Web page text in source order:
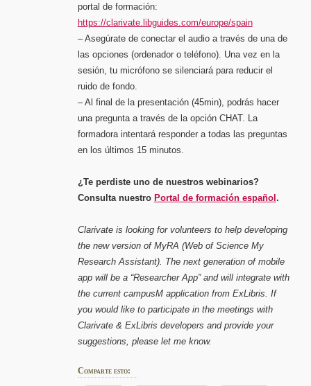
portal de formación:
https://clarivate.libguides.com/europe/spain
– Asegúrate de conectar el audio a través de una de
las opciones (ordenador o teléfono). Una vez en la
sesión, tu micrófono se silenciará para reducir el
ruido de fondo.
– Al final de la presentación (45min), podrás hacer
una pregunta a través de la opción CHAT. La
formadora intentará responder a todas las preguntas
en los últimos 15 minutos.
¿Te perdiste uno de nuestros webinarios?
Consulta nuestro Portal de formación español.
Clarivate is looking for volunteers to help developing
the new version of MyRA (Web of Science My
Research Assistant). The next generation of mobile
app will be a “Researcher App” and will integrate with
the current campusM application from ExLibris. If
you would like to participate in the meetings with
Clarivate & ExLibris developers and provide your
suggestions, please let me know.
Comparte esto: